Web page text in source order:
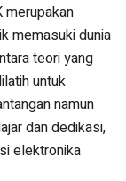
merupakan
memasuki dunia
teori yang
untuk
namun
dan dedikasi,
elektronika